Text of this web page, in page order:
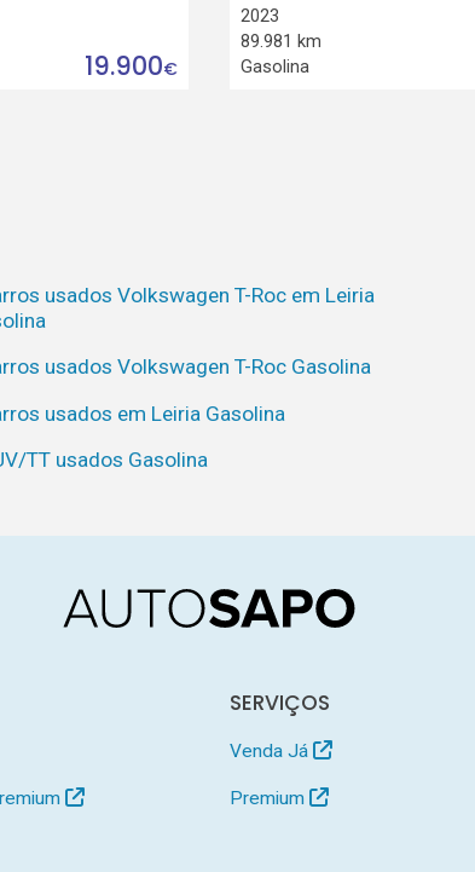
19.900€
2023
89.981 km
Gasolina
usados Volkswagen T-Roc em Leiria
usados Volkswagen T-Roc Gasolina
usados em Leiria Gasolina
TT usados Gasolina
SERVIÇOS
Venda Já
Premium